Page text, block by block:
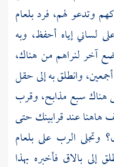
وتدعو لهم، فردبلعام
لساني إياه أحفظ، وبه
آخر لنراهم من هناك،
وانطلق به إلى حقل
هناك سبع مذابح، وقرب
هاهنا عند قرابينك حتى
وتجلى الرب على بلعام
إلى بالاق فأخبره بهذا